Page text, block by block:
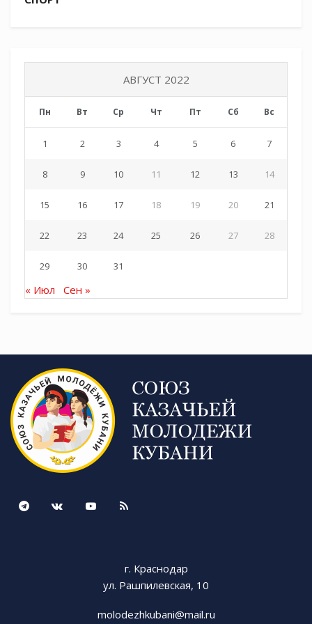
Tags: СКМК СЛОВО ДУХОВНИКА
АВГУСТ 2022
Пн Вт Ср Чт Пт Сб Вс
1 2 3 4 5 6 7
8 9 10 11 12 13 14
15 16 17 18 19 20 21
22 23 24 25 26 27 28
29 30 31
« Июл Сен »
г. Краснодар
ул. Рашпилевская, 10
molodezhkubani@mail.ru